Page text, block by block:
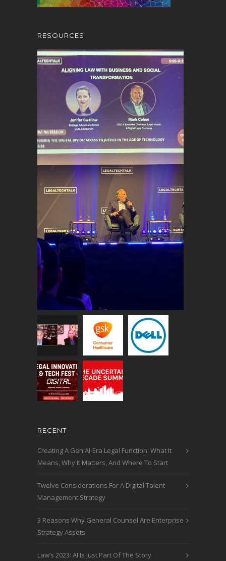
RESOURCES
RECENT
Creating A Gen AI-Era Legal Function: What It
Means, Why It Matters, And Where To Start
Twelve Considerations For A Digital Talent
Management Strategy
3 Reasons Why General Counsel Are Enterprise
Strategy Assets
Law’s 2023: AI Is Just Part Of The Story